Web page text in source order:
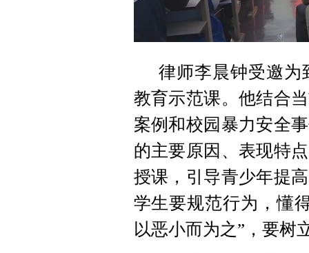
律师李晨钟受邀为
教育示范课。他结合
案例和校园暴力安全
的主要原因、表现特
授课，引导青少年提
学生要规范行为，懂
以恶小而为之”，要树